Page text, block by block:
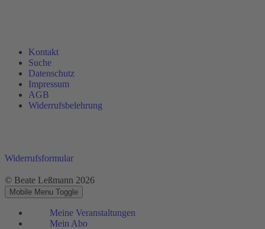
Kontakt
Suche
Datenschutz
Impressum
AGB
Widerrufsbelehrung
Widerrufsformular
© Beate Leßmann 2026
Mobile Menu Toggle
Meine Veranstaltungen
Mein Abo